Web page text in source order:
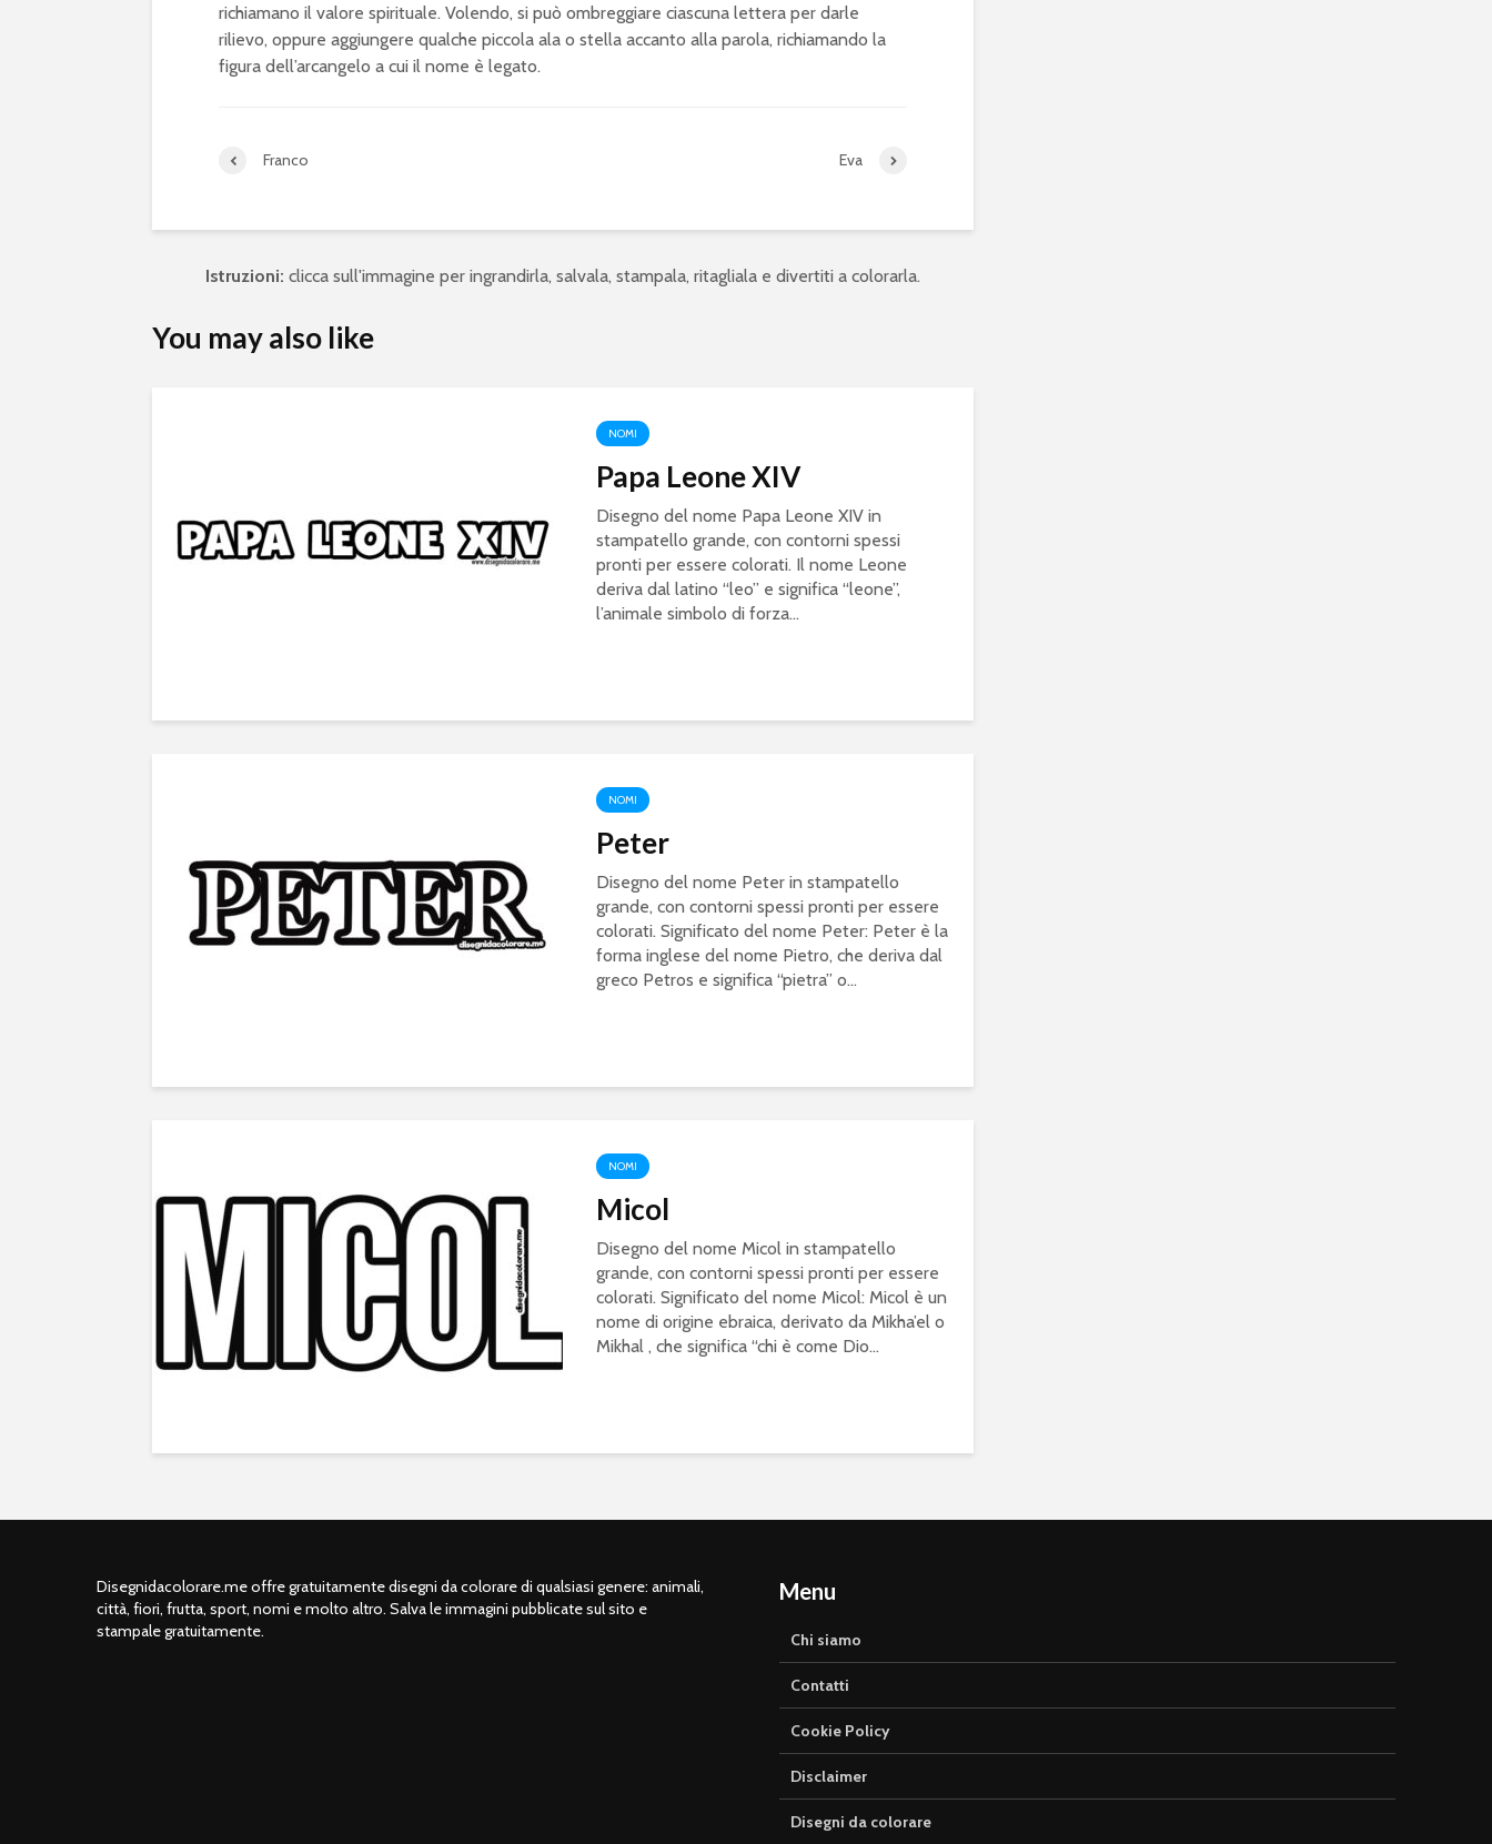
richiamano il valore spirituale. Volendo, si può ombreggiare ciascuna lettera per darle
rilievo, oppure aggiungere qualche piccola ala o stella accanto alla parola, richiamando la
figura dell’arcangelo a cui il nome è legato.
Franco Eva
Istruzioni: clicca sull'immagine per ingrandirla, salvala, stampala, ritagliala e divertiti a colorarla.
You may also like
NOMI
Papa Leone XIV
Disegno del nome Papa Leone XIV in
stampatello grande, con contorni spessi
pronti per essere colorati. Il nome Leone
deriva dal latino “leo” e significa “leone”,
l’animale simbolo di forza...
NOMI
Peter
Disegno del nome Peter in stampatello
grande, con contorni spessi pronti per essere
colorati. Significato del nome Peter: Peter è la
forma inglese del nome Pietro, che deriva dal
greco Petros e significa “pietra” o...
NOMI
Micol
Disegno del nome Micol in stampatello
grande, con contorni spessi pronti per essere
colorati. Significato del nome Micol: Micol è un
nome di origine ebraica, derivato da Mikha’el o
Mikhal , che significa “chi è come Dio...
Disegnidacolorare.me offre gratuitamente disegni da colorare di qualsiasi genere: animali,
città, fiori, frutta, sport, nomi e molto altro. Salva le immagini pubblicate sul sito e
stampale gratuitamente.
Menu
Chi siamo
Contatti
Cookie Policy
Disclaimer
Disegni da colorare